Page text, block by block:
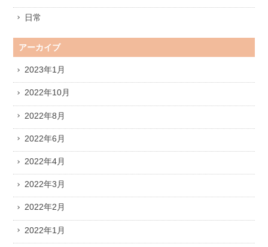
日常
アーカイブ
2023年1月
2022年10月
2022年8月
2022年6月
2022年4月
2022年3月
2022年2月
2022年1月